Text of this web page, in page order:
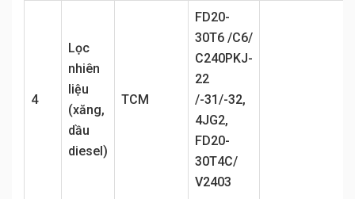
4
Lọc
nhiên
liệu
(xăng,
dầu
diesel)
TCM
FD20-
30T6 /C6/
C240PKJ-
22
/-31/-32,
4JG2,
FD20-
30T4C/
V2403